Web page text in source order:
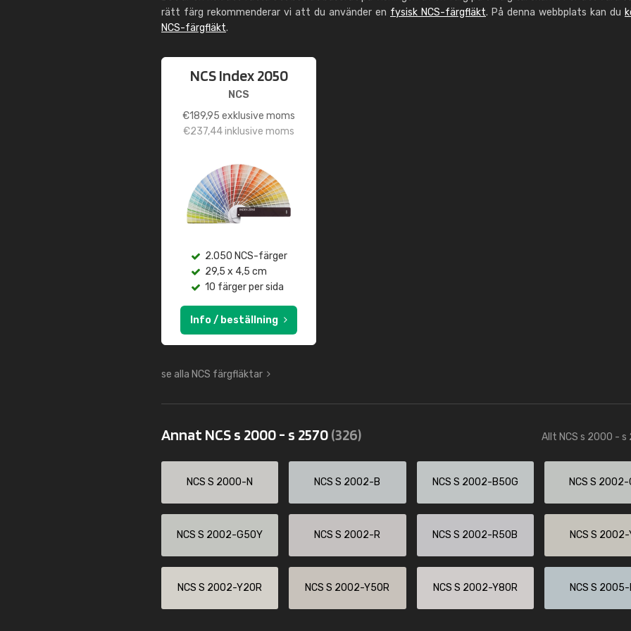
rätt färg rekommenderar vi att du använder en fysisk NCS-färgfläkt. På denna webbplats kan du
NCS-färgfläkt.
NCS Index 2050
NCS
€189,95 exklusive moms
€237,44inklusive moms
2.050 NCS-färger
29,5 x 4,5 cm
10 färger per sida
Info / beställning
se alla NCS färgfläktar
Annat NCS s 2000 - s 2570(326) Allt NCS s 2000 - s
NCS S 2000-N NCS S 2002-B NCS S 2002-B50G NCS S 2002-
NCS S 2002-G50Y NCS S 2002-R NCS S 2002-R50B NCS S 2002-
NCS S 2002-Y20R NCS S 2002-Y50R NCS S 2002-Y80R NCS S 2005-